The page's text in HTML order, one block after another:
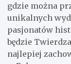
gdzie można
unikalnych
pasjonatów
będzie
najlepiej